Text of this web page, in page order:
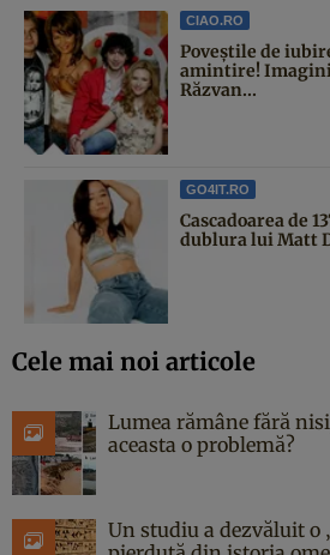
CIAO.RO
Poveştile de
amintire!
Răzvan...
GO4IT.RO
Cascadoarea de
dublura lui Matt
Cele mai noi articole
Lumea rămâne fără
aceasta o problemă?
Un studiu a dezvăluit o